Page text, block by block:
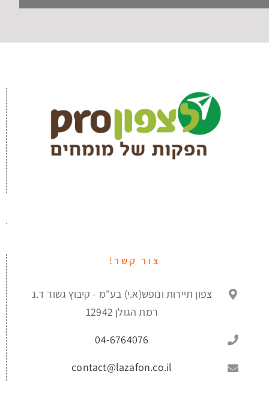
צור קשר!
צפון תיירות ונופש(א.י) בע"מ - קיבוץ גשור ד.נ
רמת הגולן 12942
04-6764076
contact@lazafon.co.il